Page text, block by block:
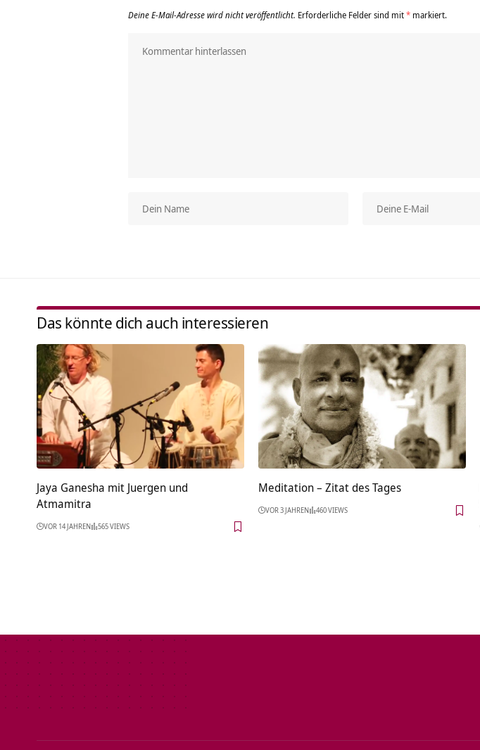
Deine E-Mail-Adresse wird nicht veröffentlicht. Erforderliche Felder sind mit* markiert.
Das könnte dich auch interessieren
Jaya Ganesha mit Juergen und
Atmamitra
VOR 14 JAHREN 565 VIEWS
Meditation – Zitat des Tages
VOR 3 JAHREN 460 VIEWS